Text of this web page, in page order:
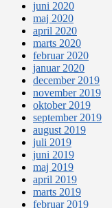
juni 2020
maj 2020
april 2020
marts 2020
februar 2020
januar 2020
december 2019
november 2019
oktober 2019
september 2019
august 2019
juli 2019
juni 2019
maj 2019
april 2019
marts 2019
februar 2019